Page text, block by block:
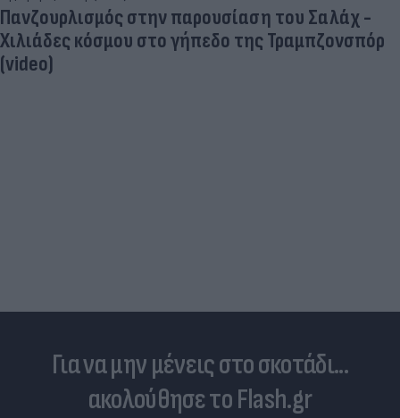
Πανζουρλισμός στην παρουσίαση του Σαλάχ -
Χιλιάδες κόσμου στο γήπεδο της Τραμπζονσπόρ
(video)
Για να μην μένεις στο σκοτάδι...
ακολούθησε το Flash.gr